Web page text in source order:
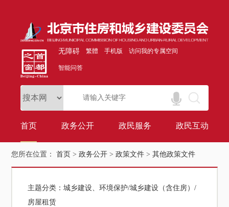
无障碍 繁體 手机版 访问我的专属空间
智能问答
首页 政务公开 政民服务 政民互动
您所在位置：首页 >政务公开 >政策文件 >其他政策文件
主题分类：城乡建设、环境保护/城乡建设（含住房）/
房屋租赁